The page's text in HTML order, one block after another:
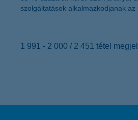
szolgáltatások alkalmazkodjanak az
1 991 - 2 000 / 2 451 tétel